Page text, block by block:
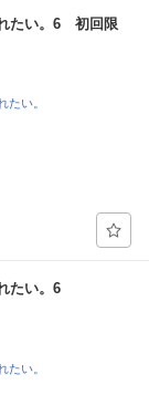
たい。6 初回限
たい。
たい。6
たい。